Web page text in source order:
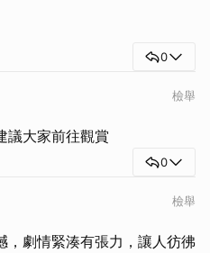
0
檢舉
議大家前往觀賞
0
檢舉
，劇情緊湊有張力，讓人彷彿